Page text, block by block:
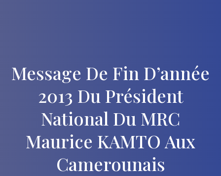
Message De Fin D’année
2013 Du Président
National Du MRC
Maurice KAMTO Aux
Camerounais